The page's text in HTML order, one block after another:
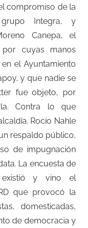
compromiso de la
Integra, y
Canepa, el
cuyas manos
el Ayuntamiento
y que nadie se
fue objeto, por
Contra lo que
Rocío Nahle
respaldo público,
de impugnación
La encuesta de
existió y vino el
que provocó la
domesticadas,
de democracia y